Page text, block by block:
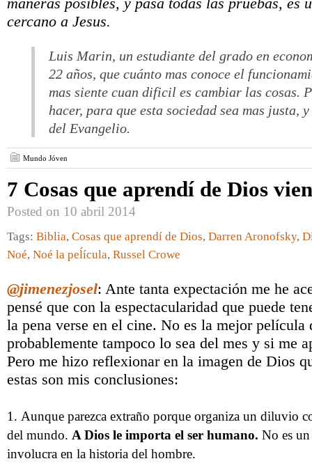
cercano a Jesus.
Luis Marin, un estudiante del grado en
22 años, que cuánto mas conoce el
mas siente cuan dificil es cambiar las cosas.
hacer, para que esta sociedad sea mas justa,
del Evangelio.
Mundo Jóven
7 Cosas que aprendí de Dios
Posted on 10 abril 2014
Tags: Biblia, Cosas que aprendí de Dios, Darren Aronofsky,
Noé, Noé la peĺícula, Russel Crowe
@jimenezjosel: Ante tanta expectación me he
pensé que con la espectacularidad que puede
la pena verse en el cine. No es la mejor película
probablemente tampoco lo sea del mes y si me
Pero me hizo reflexionar en la imagen de Dios
estas son mis conclusiones:
Aunque parezca extraño porque organiza un diluvio
del mundo. A Dios le importa el ser humano. No es un
involucra en la historia del hombre.